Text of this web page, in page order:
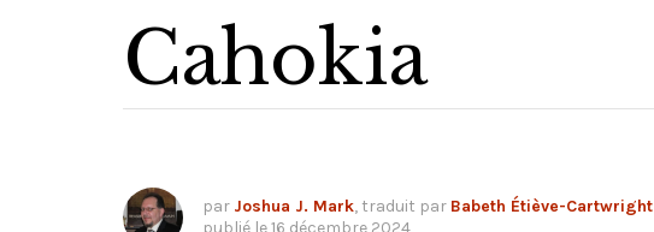
Cahokia
par Joshua J. Mark, traduit par Babeth Étiève-Cartwright
publié le16 décembre 2024